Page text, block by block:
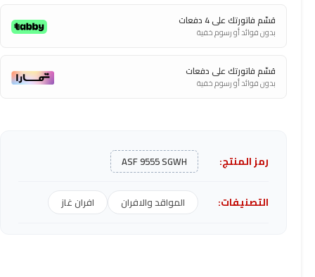
قسّم فاتورتك على 4 دفعات
بدون فوائد أو رسوم خفية
قسّم فاتورتك على دفعات
بدون فوائد أو رسوم خفية
رمز المنتج: ASF 9555 SGWH
التصنيفات: المواقد والافران افران غاز